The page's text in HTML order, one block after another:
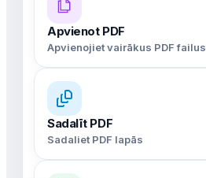
Apvienot PDF
Apvienojiet vairākus PDF failus
Sadalīt PDF
Sadaliet PDF lapās